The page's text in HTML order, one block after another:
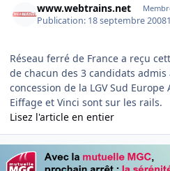
www.webtrains.net
Publication: 18 septembre 2008
Réseau ferré de France a reçu
de chacun des 3 candidats
concession de la LGV Sud
Eiffage et Vinci sont sur les rails.
Lisez l'article en entier